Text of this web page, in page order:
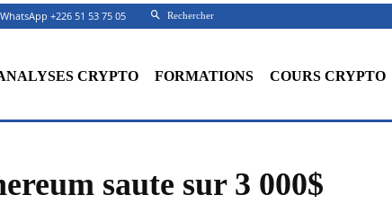
WhatsApp +226 51 53 75 05 Rechercher
CRYPTO FORMATIONS COURS CRYPTO
saute sur 3 000$